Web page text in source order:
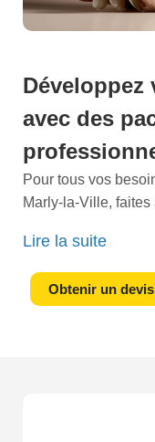
Développez
avec des
Pour tous vos
Marly-la-Ville,
révélant chaque
sur acheter
professionnelle,
Lire la suite
Obtenir un